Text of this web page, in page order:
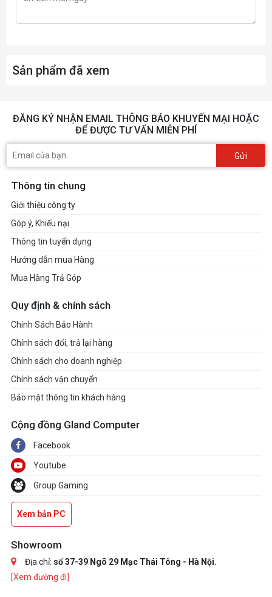
Sản phẩm đã xem
ĐĂNG KÝ NHẬN EMAIL THÔNG BÁO KHUYẾN MẠI HOẶC
ĐỂ ĐƯỢC TƯ VẤN MIỄN PHÍ
Gửi
Thông tin chung
Giới thiệu công ty
Góp ý, Khiếu nại
Thông tin tuyển dụng
Hướng dẫn mua Hàng
Mua Hàng Trả Góp
Quy định & chính sách
Chính Sách Bảo Hành
Chính sách đổi, trả lại hàng
Chính sách cho doanh nghiệp
Chính sách vận chuyển
Bảo mật thông tin khách hàng
Cộng đồng Gland Computer
Facebook
Youtube
Group Gaming
Xem bản PC
Showroom
Địa chỉ: số 37-39 Ngõ 29 Mạc Thái Tông - Hà Nội.
[Xem đường đi]